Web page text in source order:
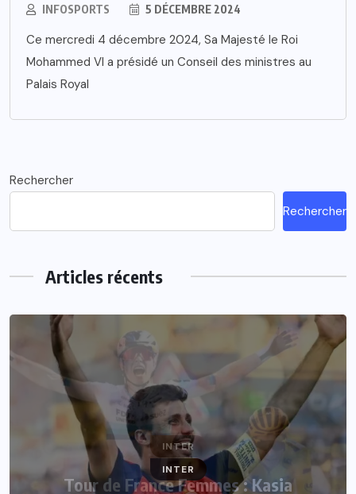
INFOSPORTS 5 DÉCEMBRE 2024
Ce mercredi 4 décembre 2024, Sa Majesté le Roi
Mohammed VI a présidé un Conseil des ministres au
Palais Royal
Rechercher
Rechercher
Articles récents
INTER